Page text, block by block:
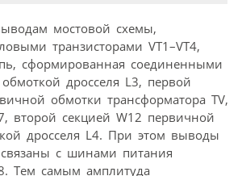
мостовой схемы,
транзисторами VT1–VT4,
сформированная соединенными
дросселя L3, первой
обмотки трансформатора TV,
второй секцией W12 первичной
дросселя L4. При этом выводы
связаны с шинами питания
Тем самым амплитуда